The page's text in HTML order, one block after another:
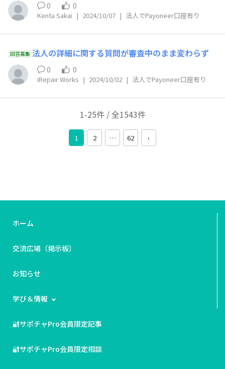
0 0
Kenta Sakai | 2024/10/07 | 法人でPayoneer口座有り
回答募集 法人の詳細に関する質問が審査中のまま変わらず
0 0
iRepair Works | 2024/10/02 | 法人でPayoneer口座有り
1-25件 / 全1543件
1 2 … 62 ›
ホーム
交流広場（掲示板）
お知らせ
学び＆情報
🔐サポチャPro会員限定記事
🔐サポチャPro会員限定相談